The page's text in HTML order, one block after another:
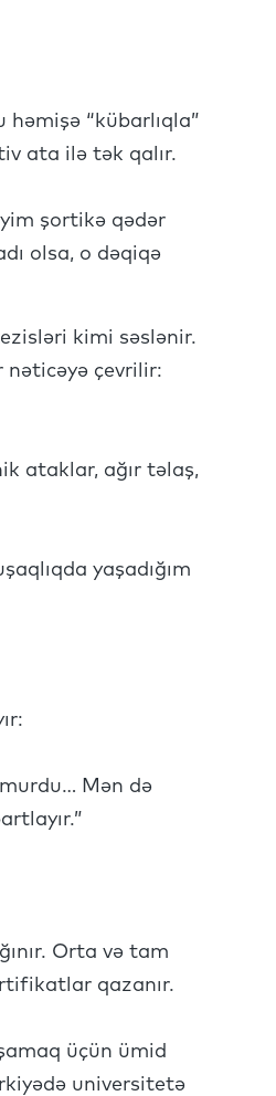
“kübarlıqla”
ata ilə tək qalır.
şortikə qədər
olsa, o dəqiqə
kimi səslənir.
nəticəyə çevrilir:
ataklar, ağır təlaş,
yaşadığım
Mən də
Orta və tam
qazanır.
üçün ümid
universitetə